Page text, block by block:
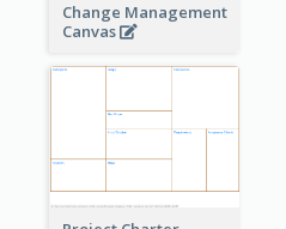
Change Management
Canvas